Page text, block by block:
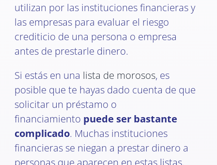
utilizan por las instituciones financieras y
las empresas para evaluar el riesgo
crediticio de una persona o empresa
antes de prestarle dinero.
Si estás en una lista de morosos, es
posible que te hayas dado cuenta de que
solicitar un préstamo o
financiamiento puede ser bastante
complicado. Muchas instituciones
financieras se niegan a prestar dinero a
personas que aparecen en estas listas.